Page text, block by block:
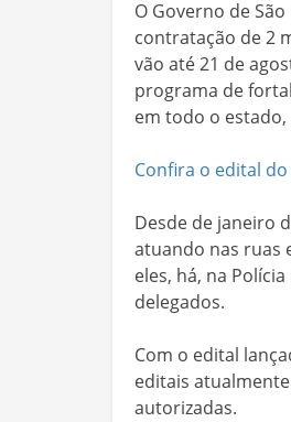
O Governo de
contratação de 2
vão até 21 de
programa de
em todo o
Confira o edital
Desde de janeiro
atuando nas ruas
eles, há, na
delegados.
Com o edital
editais
autorizadas.